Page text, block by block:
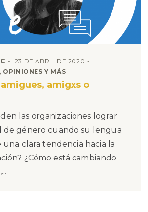
23 DE ABRIL DE 2020
OPINIONES Y MÁS
amigxs o
las organizaciones lograr
de género cuando su lengua
una clara tendencia hacia la
¿Cómo está cambiando